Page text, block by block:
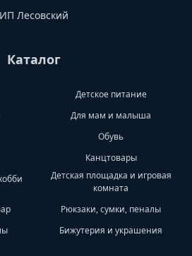
ИП Лесовский
Каталог
Детское питание
Для мам и малыша
Обувь
Канцтовары
Детская площадка и игровая
комната
Рюкзаки, сумки, пеналы
Бижутерия и украшения